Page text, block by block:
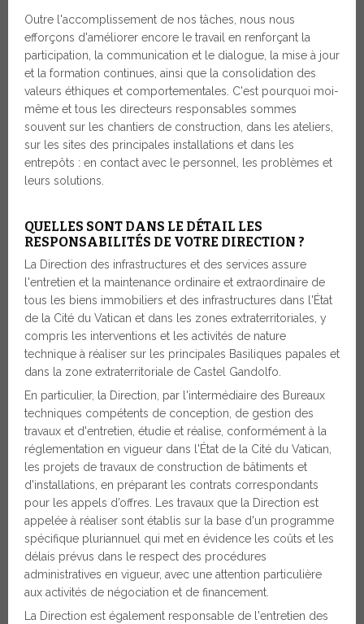
Outre l'accomplissement de nos tâches, nous nous
efforçons d'améliorer encore le travail en renforçant la
participation, la communication et le dialogue, la mise à jour
et la formation continues, ainsi que la consolidation des
valeurs éthiques et comportementales. C'est pourquoi moi-
même et tous les directeurs responsables sommes
souvent sur les chantiers de construction, dans les ateliers,
sur les sites des principales installations et dans les
entrepôts : en contact avec le personnel, les problèmes et
leurs solutions.
QUELLES SONT DANS LE DÉTAIL LES
RESPONSABILITÉS DE VOTRE DIRECTION ?
La Direction des infrastructures et des services assure
l'entretien et la maintenance ordinaire et extraordinaire de
tous les biens immobiliers et des infrastructures dans l'État
de la Cité du Vatican et dans les zones extraterritoriales, y
compris les interventions et les activités de nature
technique à réaliser sur les principales Basiliques papales et
dans la zone extraterritoriale de Castel Gandolfo.
En particulier, la Direction, par l'intermédiaire des Bureaux
techniques compétents de conception, de gestion des
travaux et d'entretien, étudie et réalise, conformément à la
réglementation en vigueur dans l'État de la Cité du Vatican,
les projets de travaux de construction de bâtiments et
d'installations, en préparant les contrats correspondants
pour les appels d’offres. Les travaux que la Direction est
appelée à réaliser sont établis sur la base d'un programme
spécifique pluriannuel qui met en évidence les coûts et les
délais prévus dans le respect des procédures
administratives en vigueur, avec une attention particulière
aux activités de négociation et de financement.
La Direction est également responsable de l'entretien des